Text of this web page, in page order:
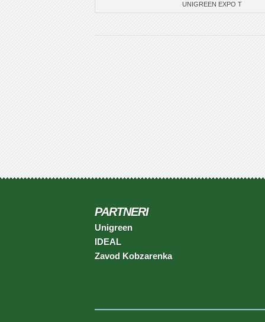
UNIGREEN EXPO T
PARTNERI
Unigreen
IDEAL
Zavod Kobzarenka